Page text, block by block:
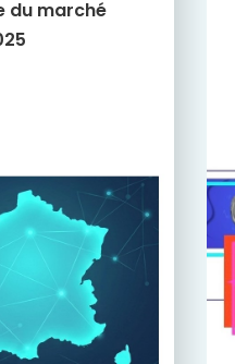
du marché